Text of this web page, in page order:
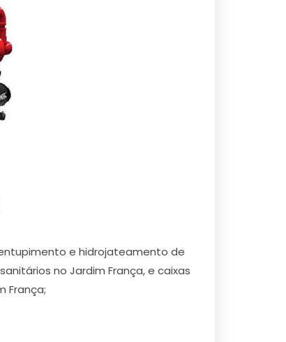
e hidrojateamento de
no Jardim França, e caixas
França;